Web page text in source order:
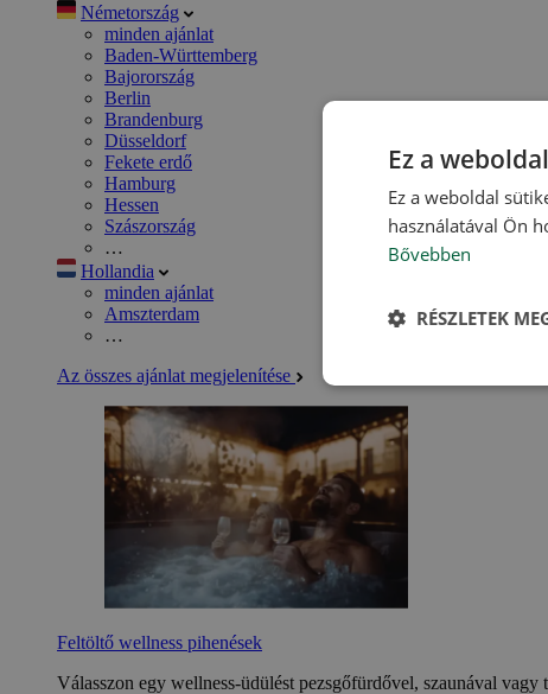
Németország
minden ajánlat
Baden-Württemberg
Bajorország
Berlin
Brandenburg
Düsseldorf
Fekete erdő
Hamburg
Hessen
Szászország
…
Hollandia
minden ajánlat
Amszterdam
…
Az összes ajánlat megjelenítése
Feltöltő wellness pihenések
Válasszon egy wellness-üdülést pezsgőfürdővel, szaunával vagy
Ez a
Ez a weboldal
használatával Ön
Bővebben
RÉSZLETEK